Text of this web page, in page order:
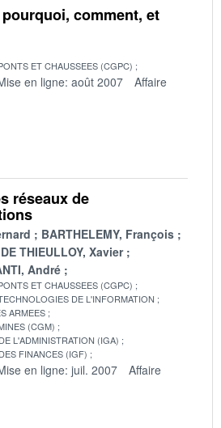
comment, et
ET CHAUSSEES (CGPC)
en ligne: août 2007
Affaire
réseaux de
BARTHELEMY, François
DE THIEULLOY, Xavier
André
ET CHAUSSEES (CGPC)
DE L'INFORMATION
ARMEES
(CGM)
L'ADMINISTRATION (IGA)
FINANCES (IGF)
en ligne: juil. 2007
Affaire